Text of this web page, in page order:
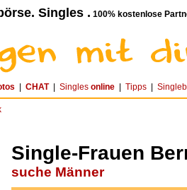
Singles . 100% kostenlose
CHAT| Singles online Tipps
Single-Frauen
suche Männer